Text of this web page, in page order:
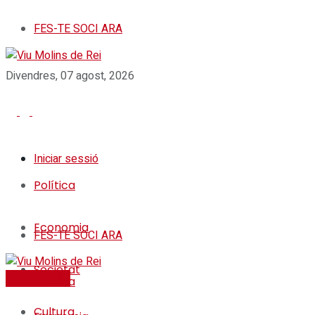
FES-TE SOCI ARA
Divendres, 07 agost, 2026
Iniciar sessió
Política
Economia
Societat
FES-TE SOCI ARA
Política